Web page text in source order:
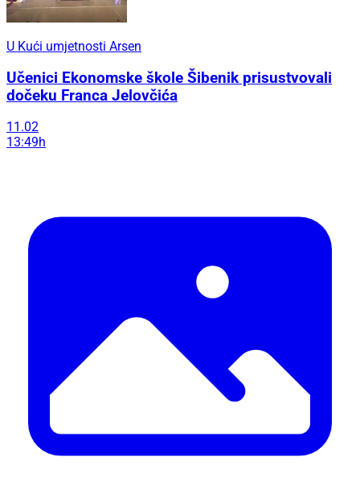
U Kući umjetnosti Arsen
Učenici Ekonomske škole Šibenik prisustvovali
dočeku Franca Jelovčića
11.02
13:49h